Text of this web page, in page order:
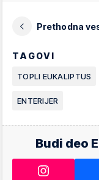
Prethodna
TAGOVI
TOPLI EUKALIPTUS
ENTERIJER
Budi deo